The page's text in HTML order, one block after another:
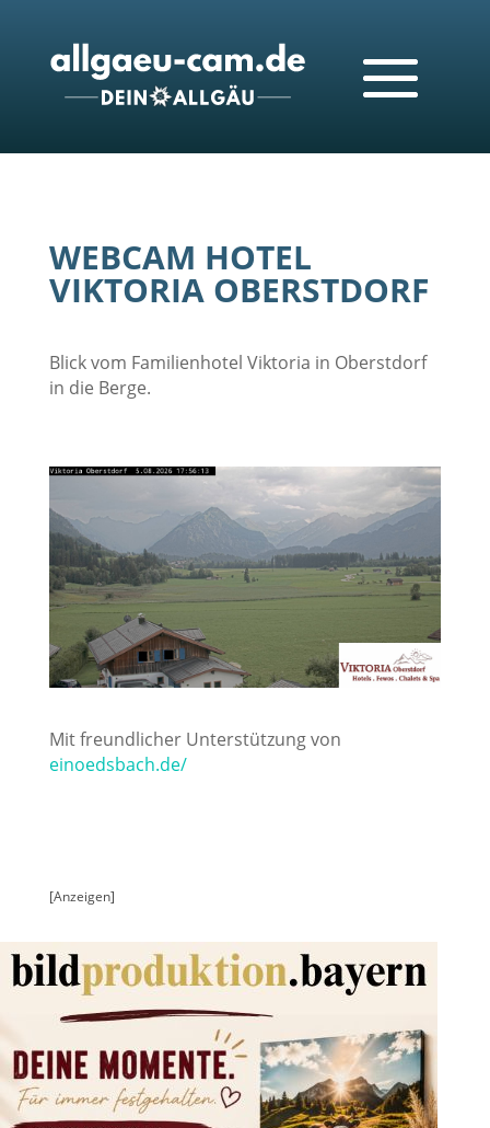
WEBCAM HOTEL
VIKTORIA OBERSTDORF
Blick vom Familienhotel Viktoria in Oberstdorf
in die Berge.
Mit freundlicher Unterstützung von
einoedsbach.de/
[Anzeigen]